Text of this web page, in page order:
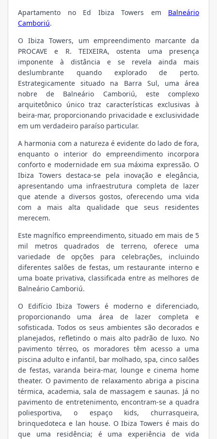
Apartamento no Ed Ibiza Towers em Balneário
Camboriú.
O Ibiza Towers, um empreendimento marcante da
PROCAVE e R. TEIXEIRA, ostenta uma presença
imponente à distância e se revela ainda mais
deslumbrante quando explorado de perto.
Estrategicamente situado na Barra Sul, uma área
nobre de Balneário Camboriú, este complexo
arquitetônico único traz características exclusivas à
beira-mar, proporcionando privacidade e exclusividade
em um verdadeiro paraíso particular.
A harmonia com a natureza é evidente do lado de fora,
enquanto o interior do empreendimento incorpora
conforto e modernidade em sua máxima expressão. O
Ibiza Towers destaca-se pela inovação e elegância,
apresentando uma infraestrutura completa de lazer
que atende a diversos gostos, oferecendo uma vida
com a mais alta qualidade que seus residentes
merecem.
Este magnífico empreendimento, situado em mais de 5
mil metros quadrados de terreno, oferece uma
variedade de opções para celebrações, incluindo
diferentes salões de festas, um restaurante interno e
uma boate privativa, classificada entre as melhores de
Balneário Camboriú.
O Edifício Ibiza Towers é moderno e diferenciado,
proporcionando uma área de lazer completa e
sofisticada. Todos os seus ambientes são decorados e
planejados, refletindo o mais alto padrão de luxo. No
pavimento térreo, os moradores têm acesso a uma
piscina adulto e infantil, bar molhado, spa, cinco salões
de festas, varanda beira-mar, lounge e cinema home
theater. O pavimento de relaxamento abriga a piscina
térmica, academia, sala de massagem e saunas. Já no
pavimento de entretenimento, encontram-se a quadra
poliesportiva, o espaço kids, churrasqueira,
brinquedoteca e lan house. O Ibiza Towers é mais do
que uma residência; é uma experiência de vida